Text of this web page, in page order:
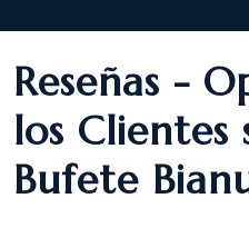
Reseñas -
los Clientes
Bufete